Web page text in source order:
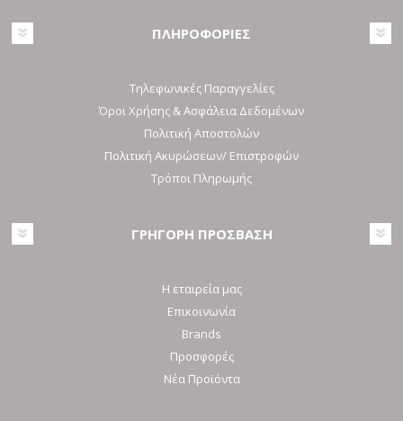
ΠΛΗΡΟΦΟΡΙΕΣ
Τηλεφωνικές Παραγγελίες
Όροι Χρήσης & Ασφάλεια Δεδομένων
Πολιτική Αποστολών
Πολιτική Ακυρώσεων/ Επιστροφών
Τρόποι Πληρωμής
ΓΡΗΓΟΡΗ ΠΡΟΣΒΑΣΗ
Η εταιρεία μας
Επικοινωνία
Brands
Προσφορές
Νέα Προϊόντα